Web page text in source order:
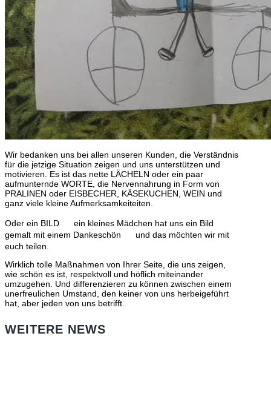
Wir bedanken uns bei allen unseren Kunden, die Verständnis
für die jetzige Situation zeigen und uns unterstützen und
motivieren. Es ist das nette LÄCHELN oder ein paar
aufmunternde WORTE, die Nervennahrung in Form von
PRALINEN oder EISBECHER, KÄSEKUCHEN, WEIN und
ganz viele kleine Aufmerksamkeiteiten.
Oder ein BILD
ein kleines Mädchen hat uns ein Bild
gemalt mit einem Dankeschön
und das möchten wir mit
euch teilen.
Wirklich tolle Maßnahmen von Ihrer Seite, die uns zeigen,
wie schön es ist, respektvoll und höflich miteinander
umzugehen. Und differenzieren zu können zwischen einem
unerfreulichen Umstand, den keiner von uns herbeigeführt
hat, aber jeden von uns betrifft.
WEITERE NEWS